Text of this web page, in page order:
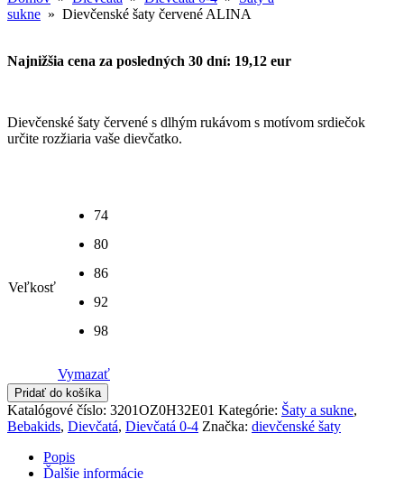
sukne » Dievčenské šaty červené ALINA
Najnižšia cena za posledných 30 dní: 19,12 eur
Dievčenské šaty červené s dlhým rukávom s motívom srdiečok
určite rozžiaria vaše dievčatko.
Veľkosť
74
80
86
92
98
Vymazať
Pridať do košíka
Katalógové číslo: 3201OZ0H32E01 Kategórie: Šaty a sukne,
Bebakids, Dievčatá, Dievčatá 0-4 Značka: dievčenské šaty
Popis
Ďalšie informácie